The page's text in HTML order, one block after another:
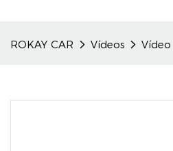
ROKAY CAR Vídeos